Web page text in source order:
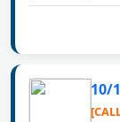
10/